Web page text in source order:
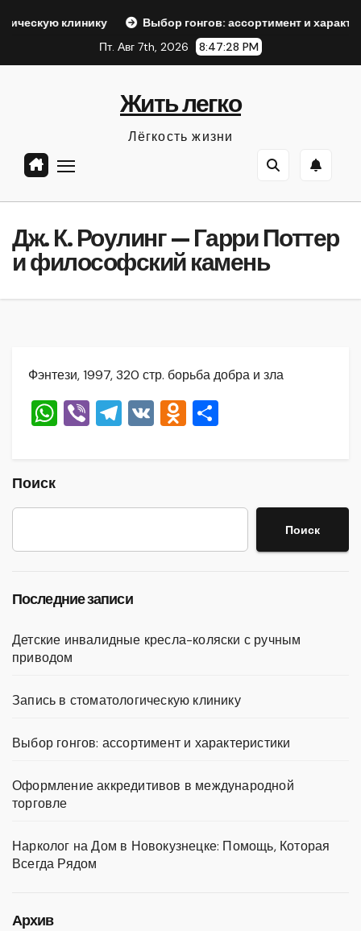
Выбор гонгов: ассортимент и характеристики
Пт. Авг 7th, 2026
8:47:29 PM
Жить легко
Лёгкость жизни
Дж. К. Роулинг — Гарри Поттер
и философский камень
Фэнтези, 1997, 320 стр. борьба добра и зла
W
A
p
Vi T
a
m
V O
kl
a
в
и
Поиск
Поиск
Последние записи
Детские инвалидные кресла-коляски с ручным
приводом
Запись в стоматологическую клинику
Выбор гонгов: ассортимент и характеристики
Оформление аккредитивов в международной
торговле
Нарколог на Дом в Новокузнецке: Помощь, Которая
Всегда Рядом
Архив